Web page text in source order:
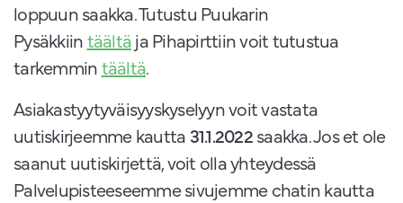
loppuun saakka. Tutustu Puukarin
Pysäkkiintäältäja Pihapirttiin voit tutustua
tarkemmintäältä.
Asiakastyytyväisyyskyselyyn voit vastata
uutiskirjeemme kautta 31.1.2022saakka. Jos et ole
saanut uutiskirjettä, voit olla yhteydessä
Palvelupisteeseemme sivujemme chatin kautta